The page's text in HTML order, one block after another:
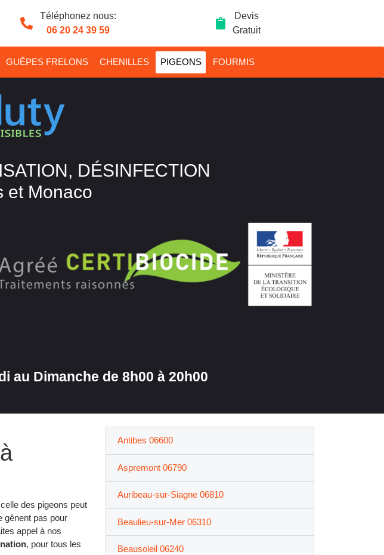
Téléphonez nous:
06 20 24 39 59
Devis
Gratuit
GUÊPES FRELONS CHENILLES PIGEONS FOURMIS
DÉSINFECTION
et Monaco
au Dimanche de 8h00 à 20h00
des pigeons peut
gênent pas pour
appel à nos
, pour tous les
Antibes 06600
Aspremont 06790
Auribeau-sur-Siagne 06810
Beaulieu-sur-Mer 06310
Beausoleil 06240